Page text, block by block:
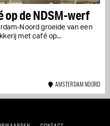
op de NDSM-werf
Noord groeide van een
met café op...
AMSTERDAM NOORD